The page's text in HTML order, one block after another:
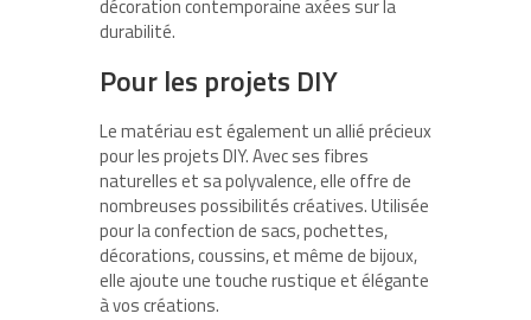
décoration contemporaine axées sur la
durabilité.
Pour les projets DIY
Le matériau est également un allié précieux
pour les projets DIY. Avec ses fibres
naturelles et sa polyvalence, elle offre de
nombreuses possibilités créatives. Utilisée
pour la confection de sacs, pochettes,
décorations, coussins, et même de bijoux,
elle ajoute une touche rustique et élégante
à vos créations.